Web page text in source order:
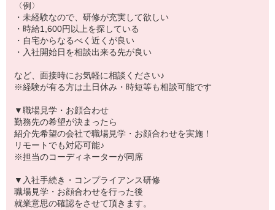
〈例〉
・未経験なので、研修が充実して欲しい
・時給1,600円以上を探している
・自宅からなるべく近くが良い
・入社開始日を相談出来る先が良い
など、面接時にお気軽に相談ください♪
※経験が有る方は土日休み・時短等も相談可能です
▼職場見学・お顔合わせ
勤務先の希望が決まったら
紹介先希望の会社で職場見学・お顔合わせを実施！
リモートでも対応可能♪
※担当のコーディネーターが同席
▼入社手続き・コンプライアンス研修
職場見学・お顔合わせを行った後
就業意思の確認をさせて頂きます。